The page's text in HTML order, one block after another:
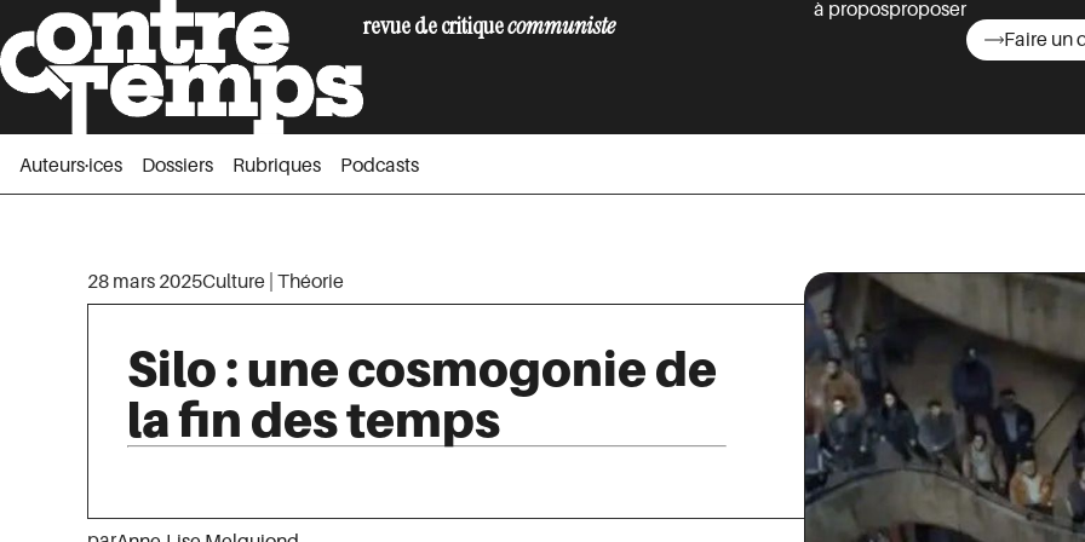
Auteurs·ices
revue de critiquecommuniste à proposproposer
Faire un
Auteurs·ices Dossiers Rubriques Podcasts
28 mars 2025Culture Théorie
Silo : une cosmogonie de
la fin des temps